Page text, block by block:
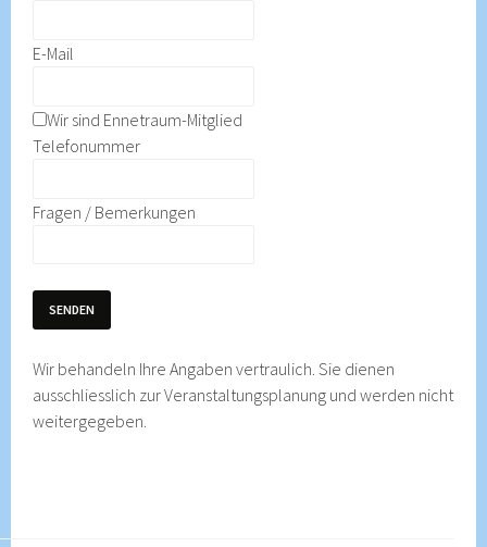
E-Mail
Wir sind Ennetraum-Mitglied
Telefonummer
Fragen / Bemerkungen
SENDEN
Wir behandeln Ihre Angaben vertraulich. Sie dienen
ausschliesslich zur Veranstaltungsplanung und werden nicht
weitergegeben.